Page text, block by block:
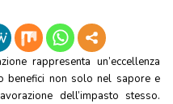
rappresenta un’eccellenza
benefici non solo nel sapore e
dell’impasto stesso.